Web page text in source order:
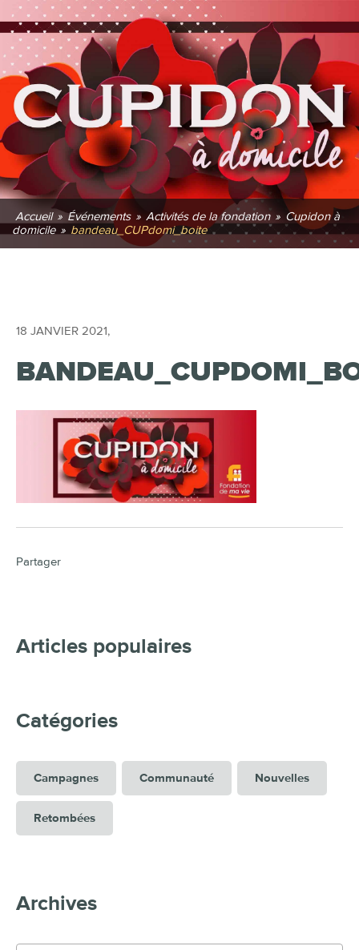
Accueil » Événements » Activités de la fondation » Cupidon à
domicile » bandeau_CUPdomi_boite
18 JANVIER 2021 ,
Partager
Articles populaires
Catégories
Campagnes Communauté Nouvelles
Retombées
Archives